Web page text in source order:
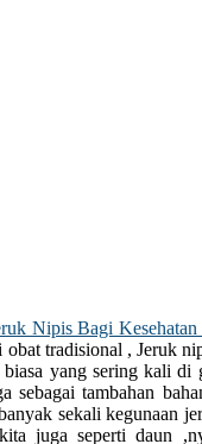
Nipis Bagi Kesehatan
tradisional , Jeruk
yang sering kali di
sebagai tambahan
sekali kegunaan
juga seperti daun